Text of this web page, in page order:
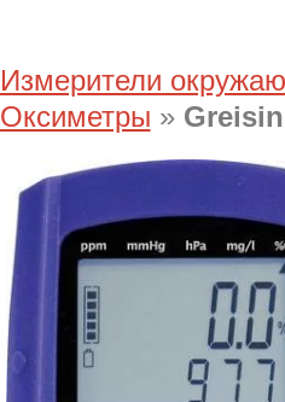
Измерители
Оксиметры »